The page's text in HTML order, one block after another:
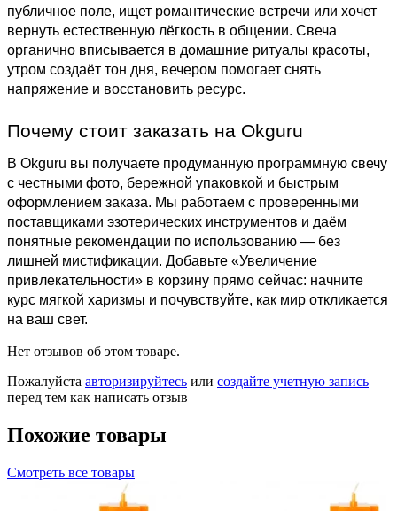
публичное поле, ищет романтические встречи или хочет
вернуть естественную лёгкость в общении. Свеча
органично вписывается в домашние ритуалы красоты,
утром создаёт тон дня, вечером помогает снять
напряжение и восстановить ресурс.
Почему стоит заказать на Okguru
В Okguru вы получаете продуманную программную свечу
с честными фото, бережной упаковкой и быстрым
оформлением заказа. Мы работаем с проверенными
поставщиками эзотерических инструментов и даём
понятные рекомендации по использованию — без
лишней мистификации. Добавьте «Увеличение
привлекательности» в корзину прямо сейчас: начните
курс мягкой харизмы и почувствуйте, как мир откликается
на ваш свет.
Нет отзывов об этом товаре.
Пожалуйста авторизируйтесь или создайте учетную запись
перед тем как написать отзыв
Похожие товары
Смотреть все товары